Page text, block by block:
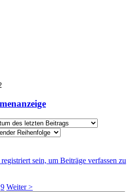
sein, um Beiträge verfassen zu
9 Weiter >